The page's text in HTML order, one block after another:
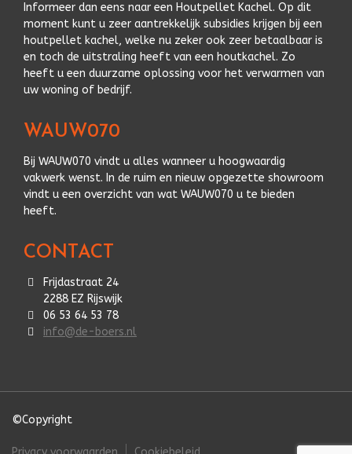
Informeer dan eens naar een Houtpellet Kachel. Op dit
moment kunt u zeer aantrekkelijk subsidies krijgen bij een
houtpellet kachel, welke nu zeker ook zeer betaalbaar is
en toch de uitstraling heeft van een houtkachel. Zo
heeft u een duurzame oplossing voor het verwarmen van
uw woning of bedrijf.
WAUW070
Bij WAUW070 vindt u alles wanneer u hoogwaardig
vakwerk wenst. In de ruim en nieuw opgezette showroom
vindt u een overzicht van wat WAUW070 u te bieden
heeft.
CONTACT
Frijdastraat 24
2288 EZ Rijswijk
06 53 64 53 78
info@de-boers.nl
©Copyright